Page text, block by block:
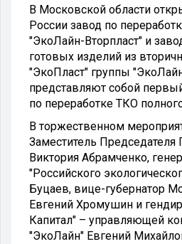
В Московской области
России завод по
"ЭкоЛайн-Вторпласт" и
готовых изделий из
"ЭкоПласт" группы
представляют собой
по переработке ТКО
В торжественном
Заместитель Председателя
Виктория Абрамченко,
"Российского
Буцаев, вице-губернатор
Евгений Хромушин и
Капитал" – управляющей
"ЭкоЛайн" Евгений